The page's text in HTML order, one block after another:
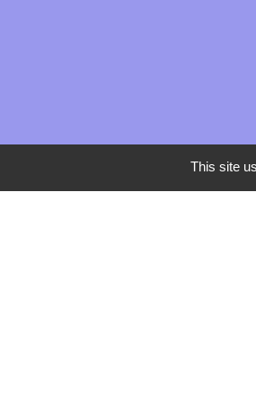
This site